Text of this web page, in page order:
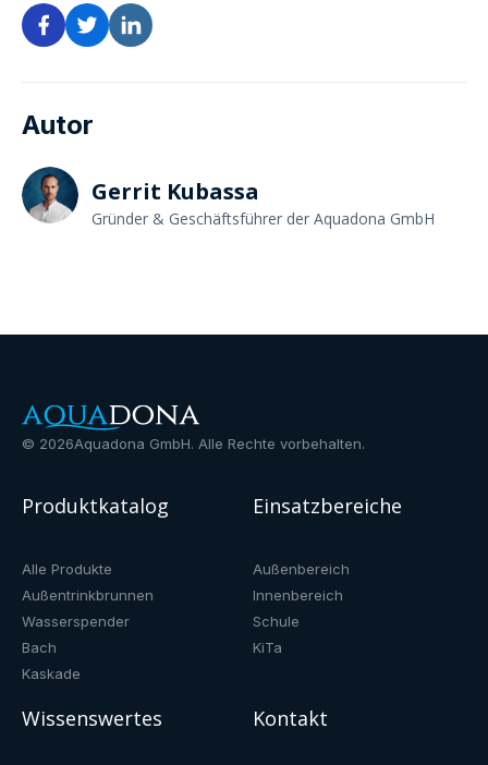
Autor
Gerrit Kubassa
Gründer & Geschäftsführer der Aquadona GmbH
© 2026Aquadona GmbH. Alle Rechte vorbehalten.
Produktkatalog
Alle Produkte
Außentrinkbrunnen
Wasserspender
Bach
Kaskade
Einsatzbereiche
Außenbereich
Innenbereich
Schule
KiTa
Wissenswertes Kontakt